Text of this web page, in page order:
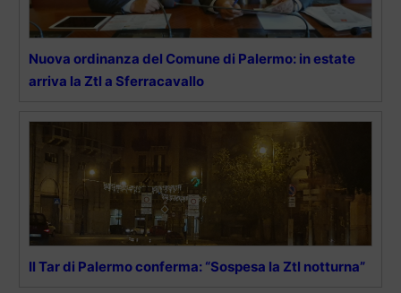
Nuova ordinanza del Comune di Palermo: in estate
arriva la Ztl a Sferracavallo
Il Tar di Palermo conferma: “Sospesa la Ztl notturna”